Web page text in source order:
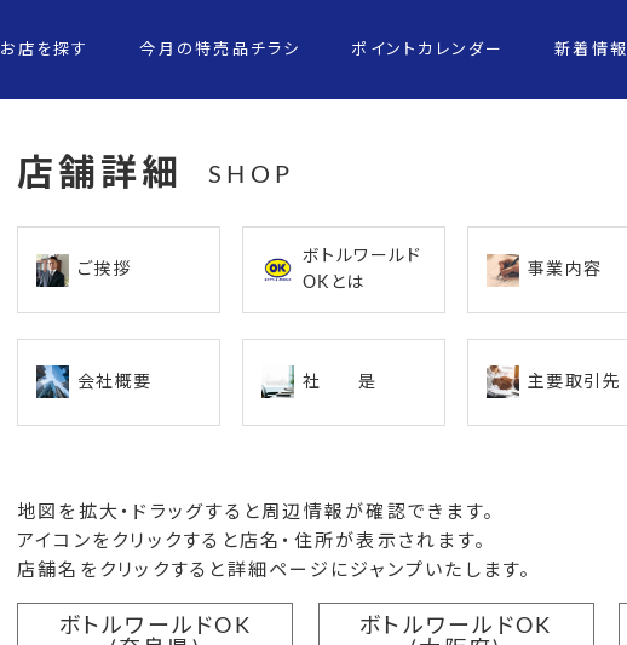
お店を探す 今月の特売品チラシ ポイントカレンダー 新着情報
店舗詳細 SHOP
ご挨拶
ボトルワールド
OKとは
事業内容
会社概要 社 是 主要取引先
地図を拡大・ドラッグすると周辺情報が確認できます。
アイコンをクリックすると店名・住所が表示されます。
店舗名をクリックすると詳細ページにジャンプいたします。
ボトルワールドOK
ボトルワールドOK